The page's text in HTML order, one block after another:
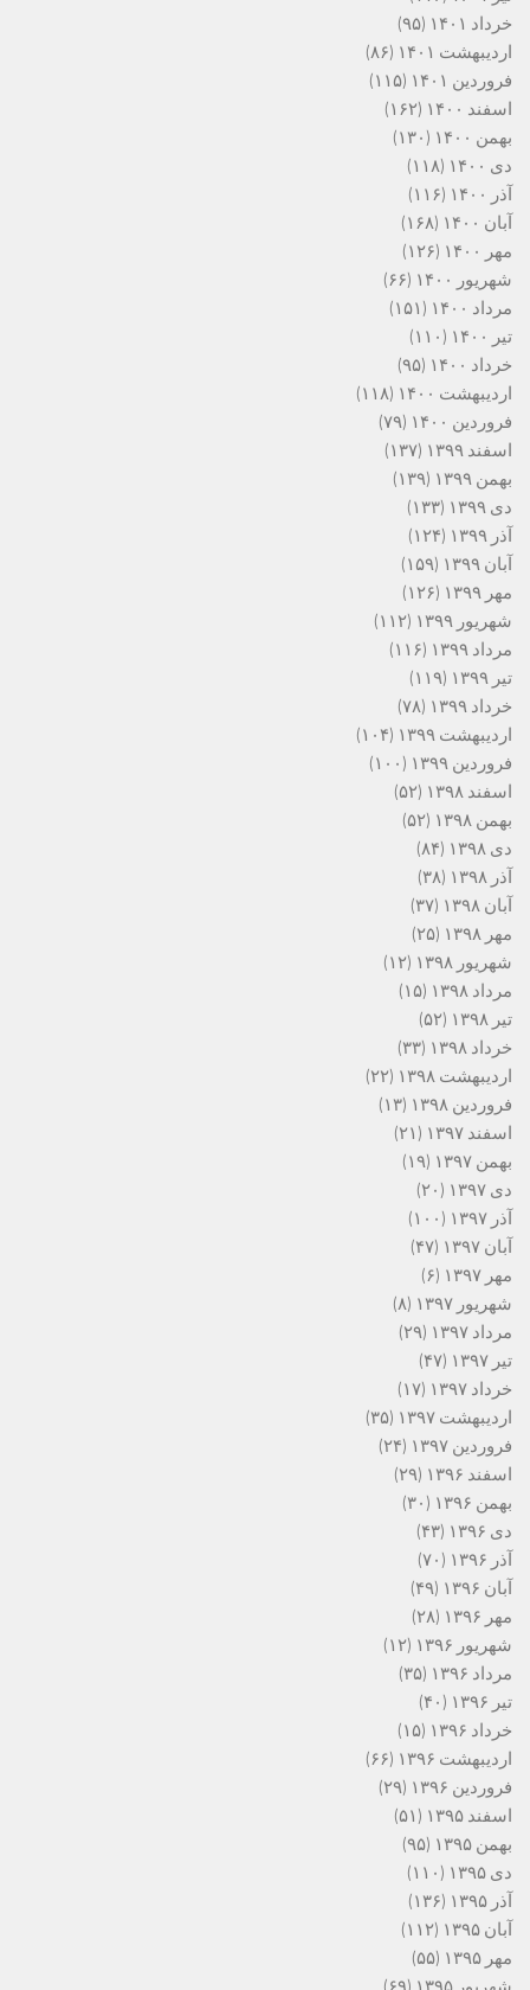
خرداد ۱۴۰۱
(۹۵)
اردیبهشت ۱۴۰۱
(۸۶)
فروردین ۱۴۰۱
(۱۱۵)
اسفند ۱۴۰۰
(۱۶۲)
بهمن ۱۴۰۰
(۱۳۰)
دی ۱۴۰۰
(۱۱۸)
آذر ۱۴۰۰
(۱۱۶)
آبان ۱۴۰۰
(۱۶۸)
مهر ۱۴۰۰
(۱۲۶)
شهریور ۱۴۰۰
(۶۶)
مرداد ۱۴۰۰
(۱۵۱)
تیر ۱۴۰۰
(۱۱۰)
خرداد ۱۴۰۰
(۹۵)
اردیبهشت ۱۴۰۰
(۱۱۸)
فروردین ۱۴۰۰
(۷۹)
اسفند ۱۳۹۹
(۱۳۷)
بهمن ۱۳۹۹
(۱۳۹)
دی ۱۳۹۹
(۱۳۳)
آذر ۱۳۹۹
(۱۲۴)
آبان ۱۳۹۹
(۱۵۹)
مهر ۱۳۹۹
(۱۲۶)
شهریور ۱۳۹۹
(۱۱۲)
مرداد ۱۳۹۹
(۱۱۶)
تیر ۱۳۹۹
(۱۱۹)
خرداد ۱۳۹۹
(۷۸)
اردیبهشت ۱۳۹۹
(۱۰۴)
فروردین ۱۳۹۹
(۱۰۰)
اسفند ۱۳۹۸
(۵۲)
بهمن ۱۳۹۸
(۵۲)
دی ۱۳۹۸
(۸۴)
آذر ۱۳۹۸
(۳۸)
آبان ۱۳۹۸
(۳۷)
مهر ۱۳۹۸
(۲۵)
شهریور ۱۳۹۸
(۱۲)
مرداد ۱۳۹۸
(۱۵)
تیر ۱۳۹۸
(۵۲)
خرداد ۱۳۹۸
(۳۳)
اردیبهشت ۱۳۹۸
(۲۲)
فروردین ۱۳۹۸
(۱۳)
اسفند ۱۳۹۷
(۲۱)
بهمن ۱۳۹۷
(۱۹)
دی ۱۳۹۷
(۲۰)
آذر ۱۳۹۷
(۱۰۰)
آبان ۱۳۹۷
(۴۷)
مهر ۱۳۹۷
(۶)
شهریور ۱۳۹۷
(۸)
مرداد ۱۳۹۷
(۲۹)
تیر ۱۳۹۷
(۴۷)
خرداد ۱۳۹۷
(۱۷)
اردیبهشت ۱۳۹۷
(۳۵)
فروردین ۱۳۹۷
(۲۴)
اسفند ۱۳۹۶
(۲۹)
بهمن ۱۳۹۶
(۳۰)
دی ۱۳۹۶
(۴۳)
آذر ۱۳۹۶
(۷۰)
آبان ۱۳۹۶
(۴۹)
مهر ۱۳۹۶
(۲۸)
شهریور ۱۳۹۶
(۱۲)
مرداد ۱۳۹۶
(۳۵)
تیر ۱۳۹۶
(۴۰)
خرداد ۱۳۹۶
(۱۵)
اردیبهشت ۱۳۹۶
(۶۶)
فروردین ۱۳۹۶
(۲۹)
اسفند ۱۳۹۵
(۵۱)
بهمن ۱۳۹۵
(۹۵)
دی ۱۳۹۵
(۱۱۰)
آذر ۱۳۹۵
(۱۳۶)
آبان ۱۳۹۵
(۱۱۲)
مهر ۱۳۹۵
(۵۵)